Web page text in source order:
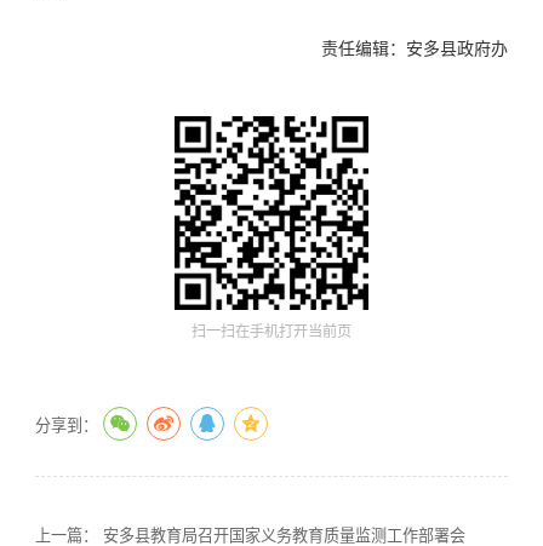
责任编辑：安多县政府办
扫一扫在手机打开当前页
分享到：
上一篇： 安多县教育局召开国家义务教育质量监测工作部署会